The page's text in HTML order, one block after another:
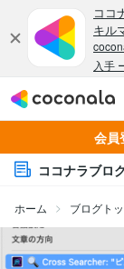
会員
ココナラブロ
ホーム ブログト